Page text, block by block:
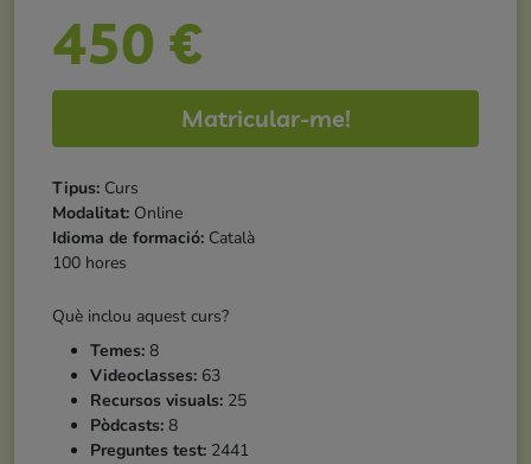
450 €
Matricular-me!
Tipus: Curs
Modalitat: Online
Idioma de formació: Català
100 hores
Què inclou aquest curs?
Temes: 8
Videoclasses: 63
Recursos visuals: 25
Pòdcasts: 8
Preguntes test: 2441